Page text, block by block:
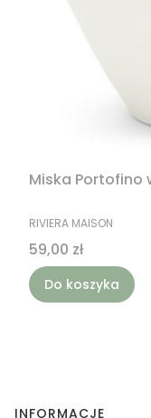
Miska Portofino
PRODUCENT
RIVIERA MAISON
Cena
59,00 zł
Do koszyka
INFORMACJE